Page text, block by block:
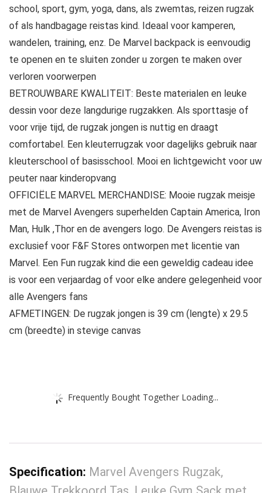
school, sport, gym, yoga, dans, als zwemtas, reizen rugzak
of als handbagage reistas kind. Ideaal voor kamperen,
wandelen, training, enz. De Marvel backpack is eenvoudig
te openen en te sluiten zonder u zorgen te maken over
verloren voorwerpen
BETROUWBARE KWALITEIT: Beste materialen en leuke
dessin voor deze langdurige rugzakken. Als sporttasje of
voor vrije tijd, de rugzak jongen is nuttig en draagt
comfortabel. Een kleuterrugzak voor dagelijks gebruik naar
kleuterschool of basisschool. Mooi en lichtgewicht voor uw
peuter naar kinderopvang
OFFICIËLE MARVEL MERCHANDISE: Mooie rugzak meisje
met de Marvel Avengers superhelden Captain America, Iron
Man, Hulk ,Thor en de avengers logo. De Avengers reistas is
exclusief voor F&F Stores ontworpen met licentie van
Marvel. Een Fun rugzak kind die een geweldig cadeau idee
is voor een verjaardag of voor elke andere gelegenheid voor
alle Avengers fans
AFMETINGEN: De rugzak jongen is 39 cm (lengte) x 29.5
cm (breedte) in stevige canvas
Frequently Bought Together Loading...
Specification: Marvel Avengers Rugzak,